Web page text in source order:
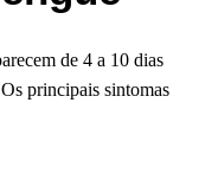
de 4 a 10 dias
principais sintomas